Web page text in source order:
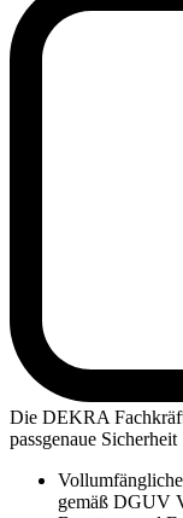
Die DEKRA
passgenaue Sicherheit
gemäß DGUV